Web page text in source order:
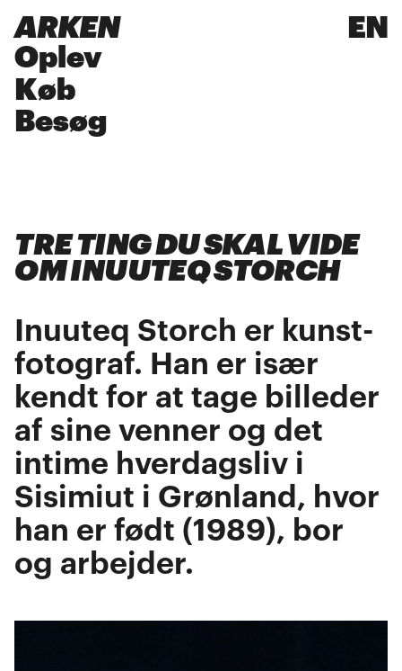
ARKEN
EN
Oplev
Køb
Besøg
TRE TING DU SKAL VIDE
OM INUUTEQ STORCH
Inuuteq Storch er kunst-
fotograf. Han er især
kendt for at tage billeder
af sine venner og det
intime hverdagsliv i
Sisimiut i Grønland, hvor
han er født (1989), bor
og arbejder.